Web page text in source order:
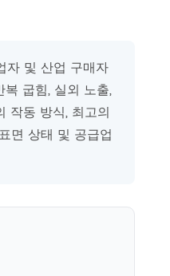
자 및 산업 구매자
굽힘, 실외 노출,
작동 방식, 최고의
면 상태 및 공급업